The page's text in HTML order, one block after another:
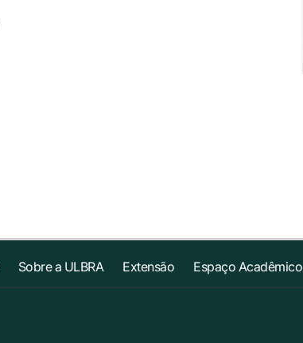
Sobre a ULBRA Extensão Espaço Acadêmico